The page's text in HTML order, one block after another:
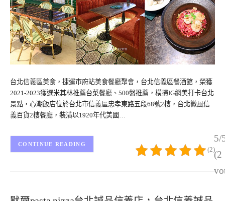
台北信義區美食，捷運市府站美食餐廳聚會，台北信義區餐酒館，榮獲
2021-2023獲選米其林推薦台菜餐廳、500盤推薦，橫掃IG網美打卡台北
景點，心潮飯店位於台北市信義區忠孝東路五段68號2樓，台北微風信
義百貨2樓餐廳，裝潢以1920年代美國…
5/
(2
(2)
CONTINUE READING